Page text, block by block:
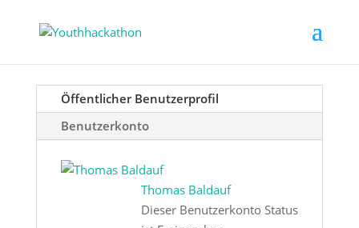
Öffentlicher Benutzerprofil
Benutzerkonto
Thomas Baldauf
Dieser Benutzerkonto Status